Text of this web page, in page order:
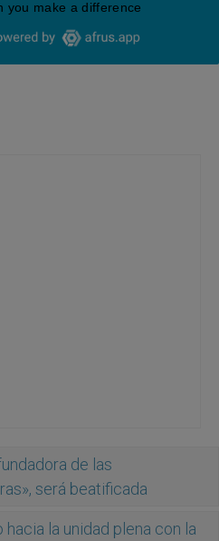
de las
será beatificada
la unidad plena con la